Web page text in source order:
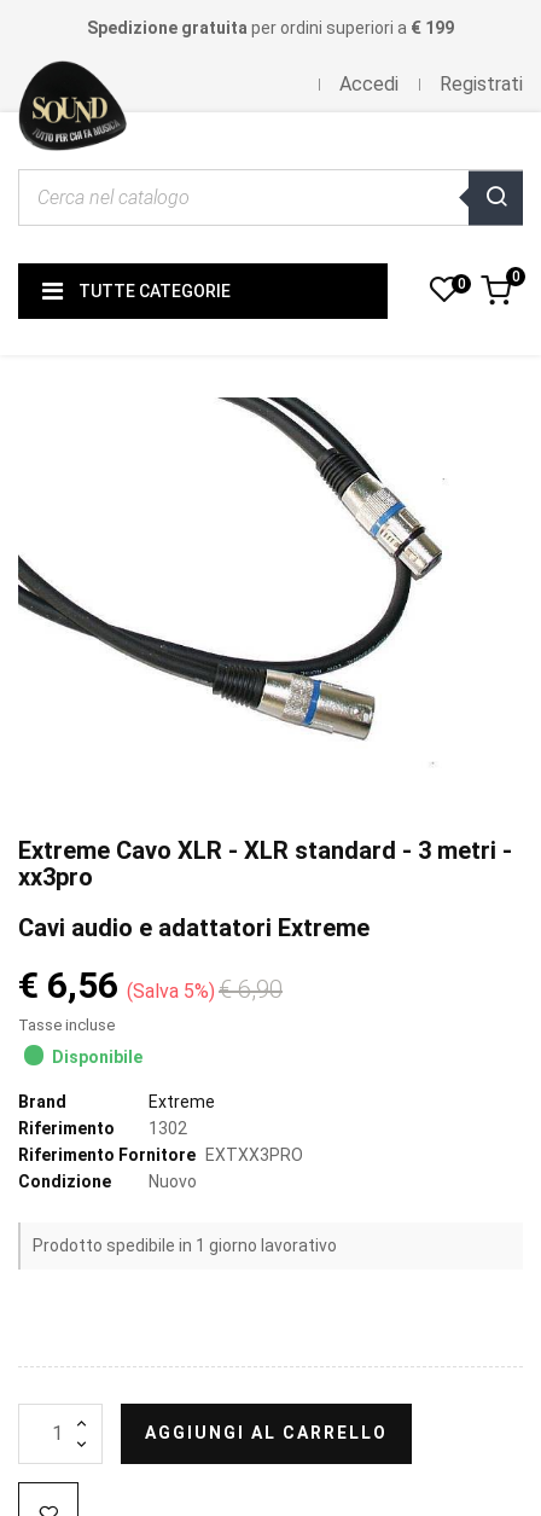
Spedizione gratuita per ordini superiori a € 199
Accedi Registrati
TUTTE CATEGORIE 0 0
Extreme Cavo XLR - XLR standard - 3 metri -
xx3pro
Cavi audio e adattatori Extreme
€ 6,56 Salva 5% € 6,90
Tasse incluse
Disponibile
Brand
Extreme
Riferimento
1302
Riferimento Fornitore EXTXX3PRO
Condizione
Nuovo
Prodotto spedibile in 1 giorno lavorativo
AGGIUNGI AL CARRELLO